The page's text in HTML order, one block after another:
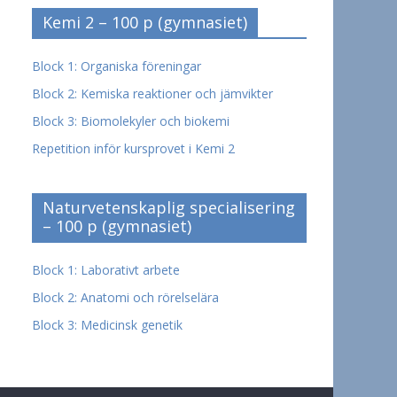
Kemi 2 – 100 p (gymnasiet)
Block 1: Organiska föreningar
Block 2: Kemiska reaktioner och jämvikter
Block 3: Biomolekyler och biokemi
Repetition inför kursprovet i Kemi 2
Naturvetenskaplig specialisering
– 100 p (gymnasiet)
Block 1: Laborativt arbete
Block 2: Anatomi och rörelselära
Block 3: Medicinsk genetik